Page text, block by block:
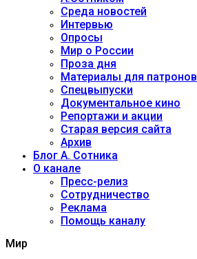
Среда новостей
Интервью
Опросы
Мир о России
Проза дня
Материалы для патронов
Спецвыпуски
Документальное кино
Репортажи и акции
Старая версия сайта
Архив
Блог А. Сотника
О канале
Пресс-релиз
Сотрудничество
Реклама
Помощь каналу
Мир